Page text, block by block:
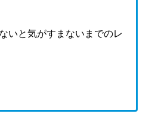
いと気がすまないまでのレ